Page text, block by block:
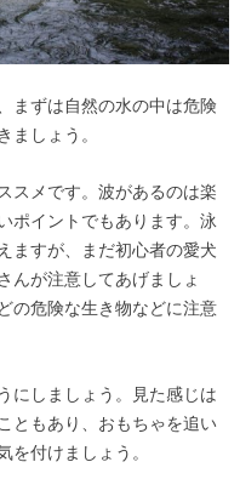
まずは自然の水の中は危険
ましょう。
スメです。 波があるのは楽
ポイントでもあります。 泳
ますが、まだ初心者の愛犬
んが注意してあげましょ
の危険な生き物などに注意
にしましょう。
見た感じは
ともあり、おもちゃを追い
付けましょう。